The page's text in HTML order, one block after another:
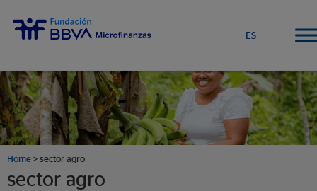
ES
Home > sector agro
sector agro